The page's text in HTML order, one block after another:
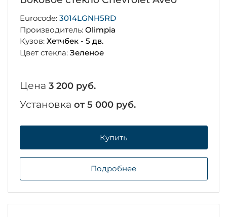
Eurocode: 3014LGNH5RD
Производитель: Olimpia
Кузов: Хетчбек - 5 дв.
Цвет стекла: Зеленое
Цена 3 200 руб.
Установка от 5 000 руб.
Купить
Подробнее